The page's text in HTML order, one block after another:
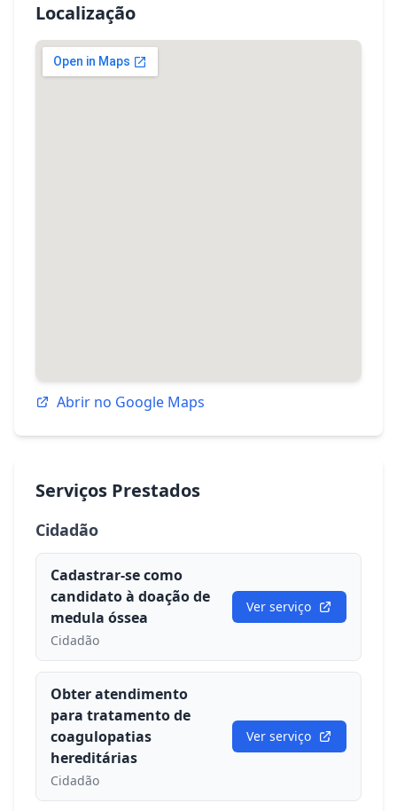
Localização
Abrir no Google Maps
Serviços Prestados
Cidadão
Cadastrar-se como
candidato à doação de
medula óssea
Cidadão
Ver serviço
Obter atendimento
para tratamento de
coagulopatias
hereditárias
Cidadão
Ver serviço